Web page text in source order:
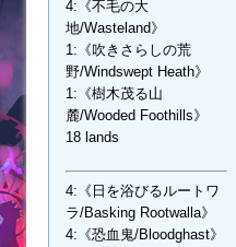
4:《不毛の大
地/Wasteland》
1:《吹きさらしの荒
野/Windswept Heath》
1:《樹木茂る山
麓/Wooded Foothills》
18 lands
4:《日を浴びるルートワ
ラ/Basking Rootwalla》
4:《恐血鬼/Bloodghast》